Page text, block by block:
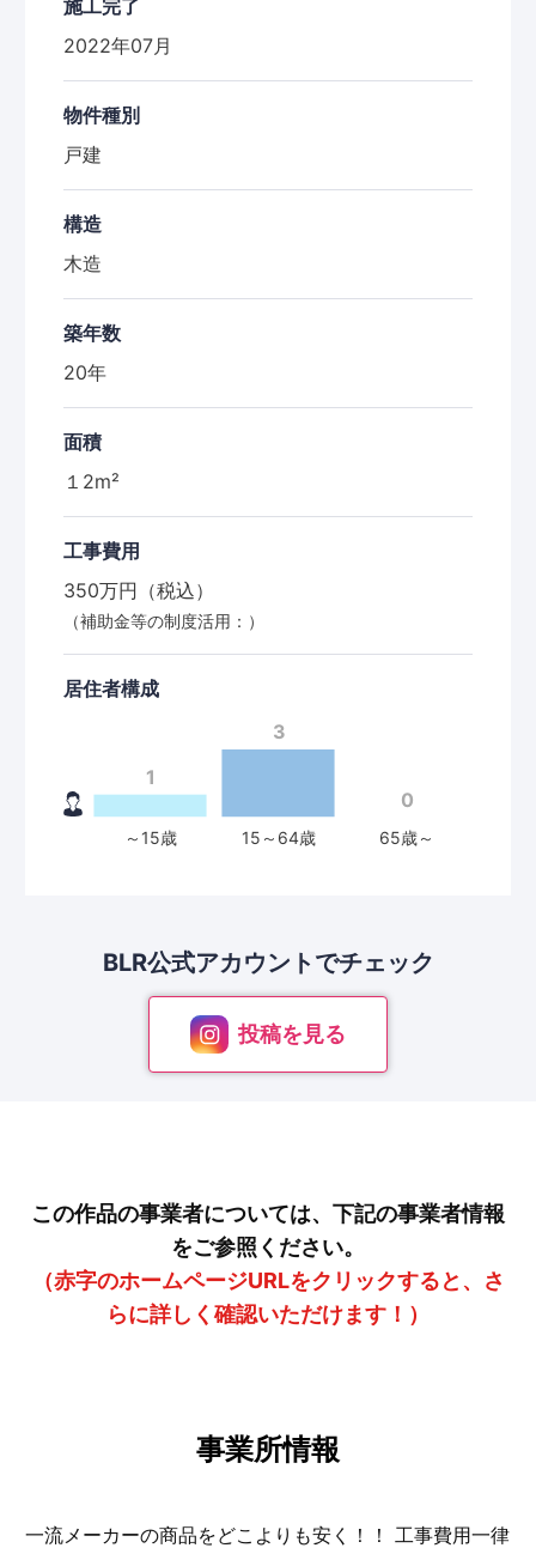
施工完了
2022年07月
物件種別
戸建
構造
木造
築年数
20年
面積
１2m²
工事費用
350万円（税込）
（補助金等の制度活用：）
居住者構成
BLR公式アカウントでチェック
投稿を見る
この作品の事業者については、下記の事業者情報
をご参照ください。
（赤字のホームページURLをクリックすると、さ
らに詳しく確認いただけます！）
事業所情報
一流メーカーの商品をどこよりも安く！！ 工事費用一律